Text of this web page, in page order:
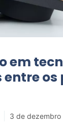
em
3 de dezembro